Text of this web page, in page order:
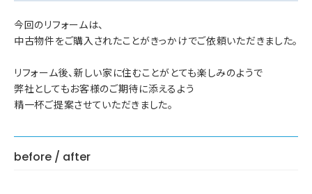
今回のリフォームは、
中古物件をご購入されたことがきっかけでご依頼いただきました。
リフォーム後、新しい家に住むことがとても楽しみのようで
弊社としてもお客様のご期待に添えるよう
精一杯ご提案させていただきました。
before / after